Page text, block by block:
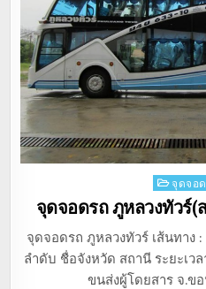
Posted
in
จุดจอ
จุดจอดรถ ภูหลวงทัวร์(
จุดจอดรถ ภูหลวงทัวร์ เส้นทาง
ลำดับ ชื่อจังหวัด สถานี ระยะเว
ขนส่งผู้โดยสาร จ.ข